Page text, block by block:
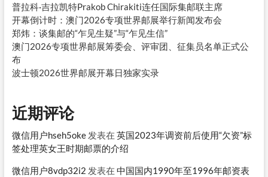
普拉科·吉拉凯特Prakob Chirakiti连任国际集邮联主席
开幕倒计时：澳门2026专项世界邮展举行新闻发布会
郑炜：谈集邮的“乍见生疑”与“乍见生信”
澳门2026专项世界邮展筹委会、评审团、征集员名单正式公
布
波士顿2026世界邮展开幕日独家实录
近期评论
微信用户hseh5oke发表在 英国2023年调资前后使用“欠资”标
签处理英女王时期邮票的介绍
微信用户8vdp32i2 发表在 中国国内1990年至1996年邮资表